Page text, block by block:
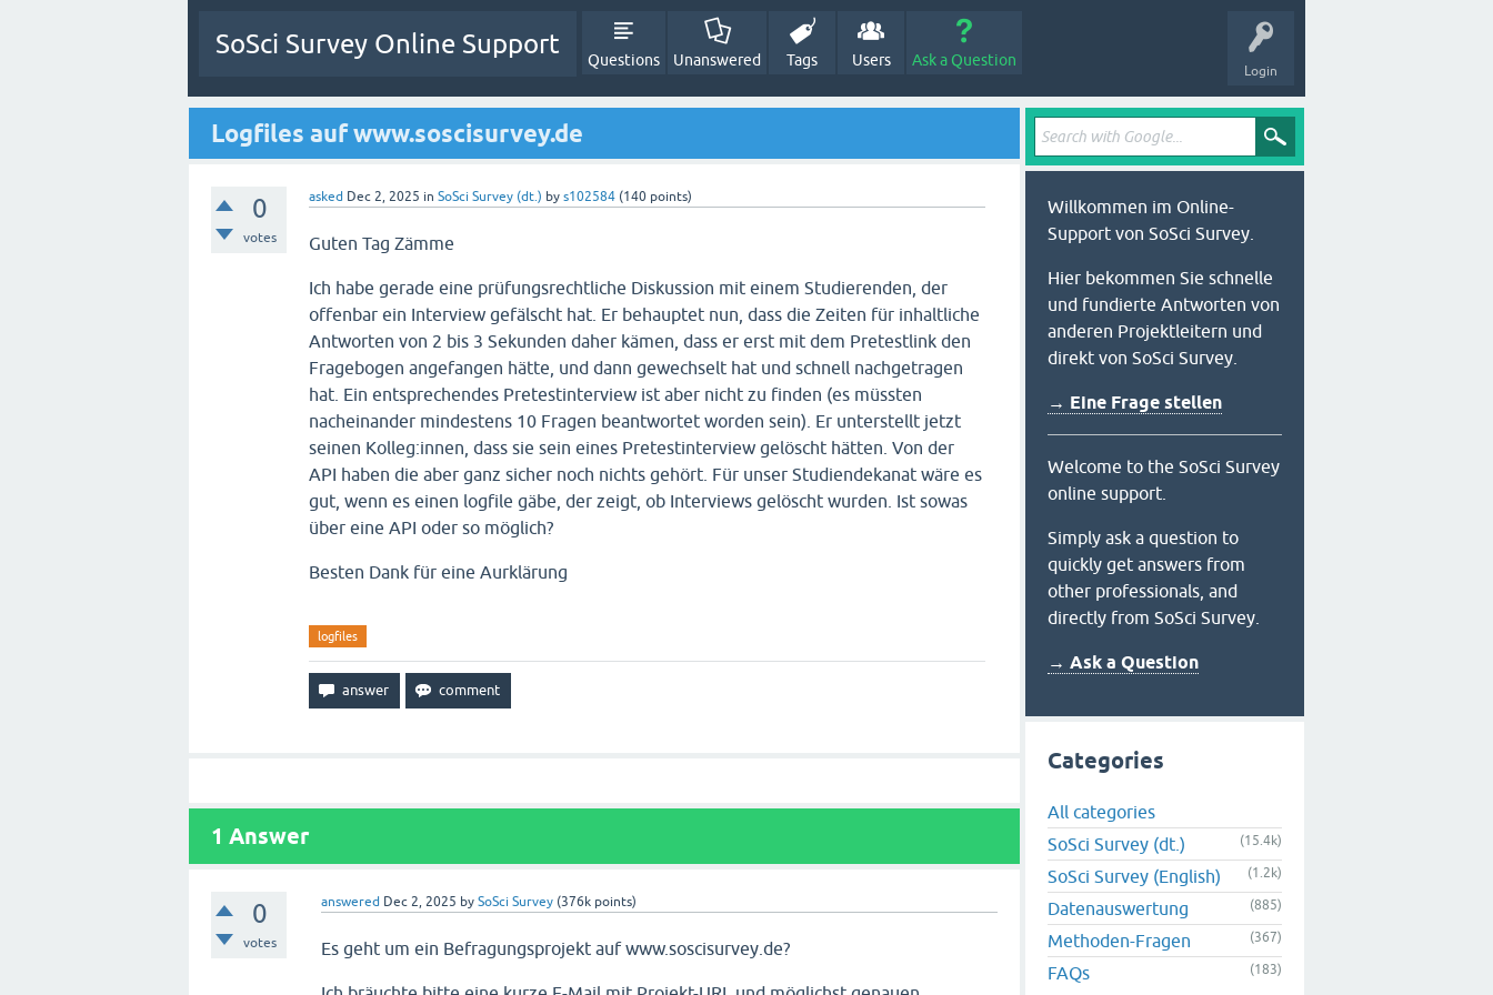
Login
SoSci Survey Online Support
Questions Unanswered Tags Users Ask a Question
Logfiles auf www.soscisurvey.de
0
votes
asked Dec 2, 2025 in SoSci Survey (dt.) by s102584 (140 points)
Guten Tag Zämme
Ich habe gerade eine prüfungsrechtliche Diskussion mit einem Studierenden, der
offenbar ein Interview gefälscht hat. Er behauptet nun, dass die Zeiten für inhaltliche
Antworten von 2 bis 3 Sekunden daher kämen, dass er erst mit dem Pretestlink den
Fragebogen angefangen hätte, und dann gewechselt hat und schnell nachgetragen
hat. Ein entsprechendes Pretestinterview ist aber nicht zu finden (es müssten
nacheinander mindestens 10 Fragen beantwortet worden sein). Er unterstellt jetzt
seinen Kolleg:innen, dass sie sein eines Pretestinterview gelöscht hätten. Von der
API haben die aber ganz sicher noch nichts gehört. Für unser Studiendekanat wäre es
gut, wenn es einen logfile gäbe, der zeigt, ob Interviews gelöscht wurden. Ist sowas
über eine API oder so möglich?
Besten Dank für eine Aurklärung
logfiles
1 Answer
0
votes
answered Dec 2, 2025 bySoSci Survey (376k points)
Es geht um ein Befragungsprojekt auf www.soscisurvey.de?
Willkommen im Online-
Support von SoSci Survey.
Hier bekommen Sie schnelle
und fundierte Antworten von
anderen Projektleitern und
direkt von SoSci Survey.
→ Eine Frage stellen
Welcome to the SoSci Survey
online support.
Simply ask a question to
quickly get answers from
other professionals, and
directly from SoSci Survey.
→ Ask a Question
Categories
All categories
SoSci Survey (dt.)
(15.4k)
SoSci Survey (English) (1.2k)
Datenauswertung (885)
Methoden-Fragen (367)
FAQs (183)